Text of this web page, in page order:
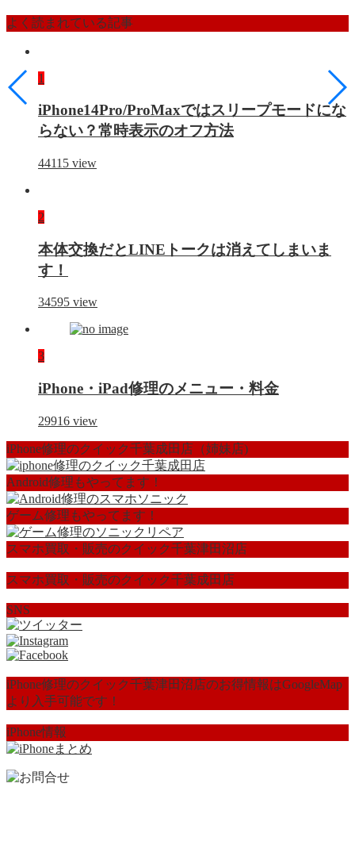
よく読まれている記事
1
iPhone14Pro/ProMaxではスリープモードにな
らない？常時表示のオフ方法
44115 view
2
本体交換だとLINEトークは消えてしまいま
す！
34595 view
3
iPhone・iPad修理のメニュー・料金
29916 view
iPhone修理のクイック千葉成田店（姉妹店)
Android修理もやってます！
ゲーム修理もやってます！
スマホ買取・販売のクイック千葉津田沼店
スマホ買取・販売のクイック千葉成田店
SNS
iPhone修理のクイック千葉津田沼店のお得情報はGoogleMap
より入手可能です！
iPhone情報